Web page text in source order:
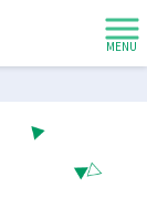
MENU